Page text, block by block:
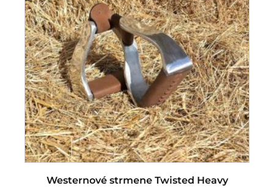
Westernové strmene Twisted Heavy